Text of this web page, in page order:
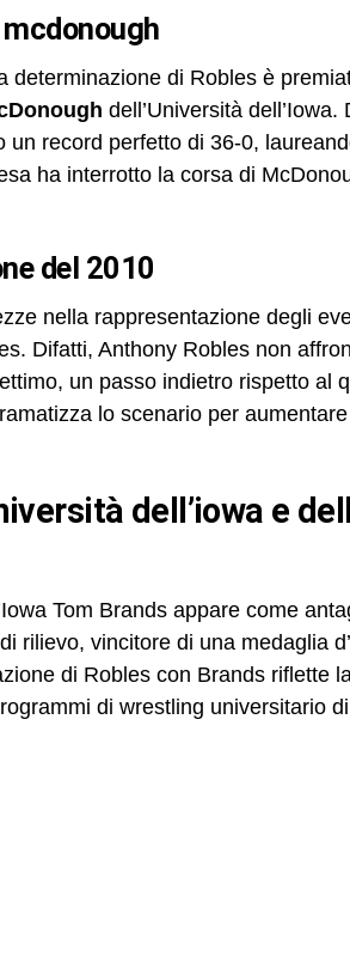
determinazione di Robles è
dell’Università
un record perfetto di 36-0,
ha interrotto la corsa di
del 2010
nella rappresentazione degli
Difatti, Anthony Robles non
un passo indietro rispetto al
lo scenario per
Tom Brands appare come
rilievo, vincitore di una medaglia
di Robles con Brands riflette
di wrestling universitario